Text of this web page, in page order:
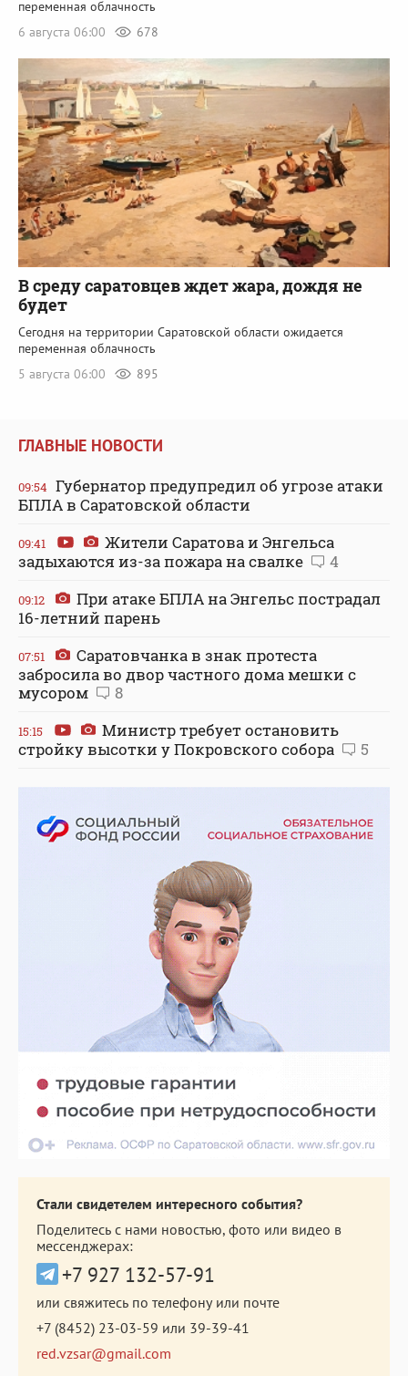
переменная облачность
6 августа 06:00
678
В среду саратовцев ждет жара, дождя не
будет
Сегодня на территории Саратовской области ожидается
переменная облачность
5 августа 06:00
895
ГЛАВНЫЕ НОВОСТИ
09:54 Губернатор предупредил об угрозе атаки
БПЛА в Саратовской области
09:41
Жители Саратова и Энгельса
задыхаются из-за пожара на свалке
4
09:12
При атаке БПЛА на Энгельс пострадал
16-летний парень
07:51
Саратовчанка в знак протеста
забросила во двор частного дома мешки с
мусором
8
15:15
Министр требует остановить
стройку высотки у Покровского собора
5
Стали свидетелем интересного события?
Поделитесь с нами новостью, фото или видео в
мессенджерах:
+7 927 132-57-91
или свяжитесь по телефону или почте
+7 (8452) 23-03-59 или 39-39-41
red.vzsar@gmail.com